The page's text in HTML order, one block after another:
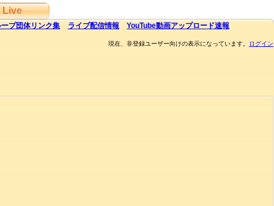
Live
プ団体リンク集 ライブ配信情報 YouTube動画アップロード速報
現在、非登録ユーザー向けの表示になっています。 ログイン